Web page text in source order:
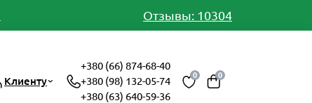
Отзывы: 10304
Клиенту
+380 (66) 874-68-40
+380 (98) 132-05-74
+380 (63) 640-59-36
0 0